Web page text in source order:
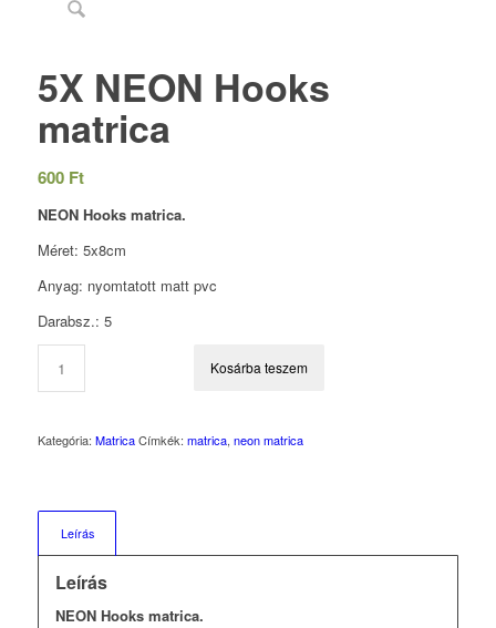
5X NEON Hooks
matrica
600 Ft
NEON Hooks matrica.
Méret: 5x8cm
Anyag: nyomtatott matt pvc
Darabsz.: 5
Kosárba teszem
Kategória: Matrica Címkék: matrica, neon matrica
Leírás
Leírás
NEON Hooks matrica.